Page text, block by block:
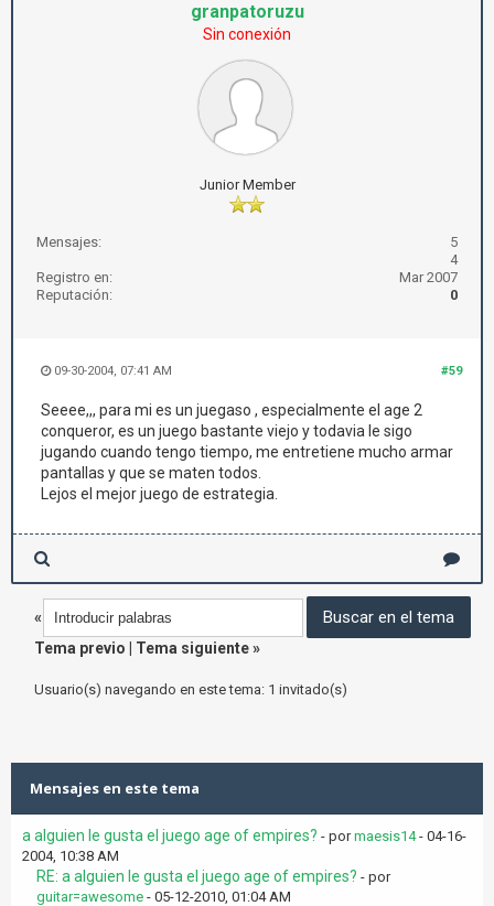
granpatoruzu
Sin conexión
Junior Member
Mensajes:
5
4
Registro en:
Mar 2007
Reputación:
0
#59
09-30-2004, 07:41 AM
Seeee,,, para mi es un juegaso , especialmente el age 2
conqueror, es un juego bastante viejo y todavia le sigo
jugando cuando tengo tiempo, me entretiene mucho armar
pantallas y que se maten todos.
Lejos el mejor juego de estrategia.
«
Tema previo
Tema siguiente»
Usuario(s) navegando en este tema: 1 invitado(s)
Mensajes en este tema
a alguien le gusta el juego age of empires? - pormaesis14- 04-16-
2004, 10:38 AM
RE: a alguien le gusta el juego age of empires? - por
guitar=awesome - 05-12-2010, 01:04 AM